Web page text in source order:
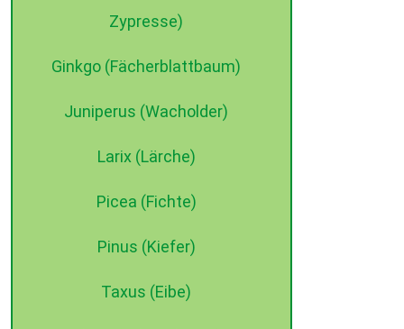
Zypresse)
Ginkgo (Fächerblattbaum)
Juniperus (Wacholder)
Larix (Lärche)
Picea (Fichte)
Pinus (Kiefer)
Taxus (Eibe)